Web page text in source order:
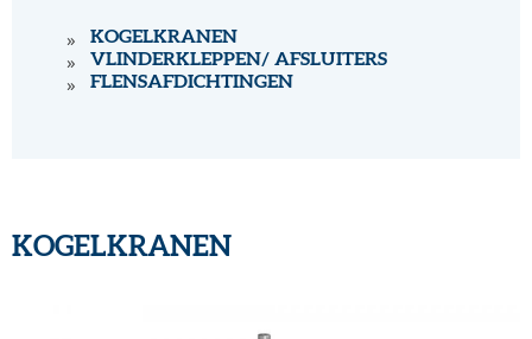
KOGELKRANEN
VLINDERKLEPPEN/ AFSLUITERS
FLENSAFDICHTINGEN
KOGELKRANEN